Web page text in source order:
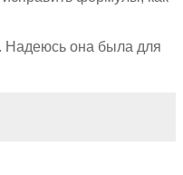
Надеюсь она была для